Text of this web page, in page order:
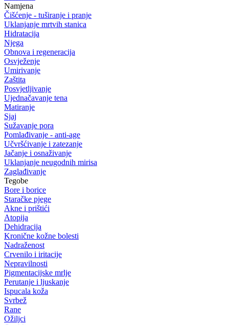
Namjena
Čišćenje - tuširanje i pranje
Uklanjanje mrtvih stanica
Hidratacija
Njega
Obnova i regeneracija
Osvježenje
Umirivanje
Zaštita
Posvjetljivanje
Ujednačavanje tena
Matiranje
Sjaj
Sužavanje pora
Pomlađivanje - anti-age
Učvršćivanje i zatezanje
Jačanje i osnaživanje
Uklanjanje neugodnih mirisa
Zaglađivanje
Tegobe
Bore i borice
Staračke pjege
Akne i prištići
Atopija
Dehidracija
Kronične kožne bolesti
Nadraženost
Crvenilo i iritacije
Nepravilnosti
Pigmentacijske mrlje
Perutanje i ljuskanje
Ispucala koža
Svrbež
Rane
Ožiljci